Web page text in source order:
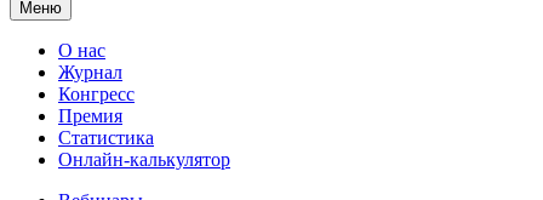
Меню
О нас
Журнал
Конгресс
Премия
Статистика
Онлайн-калькулятор